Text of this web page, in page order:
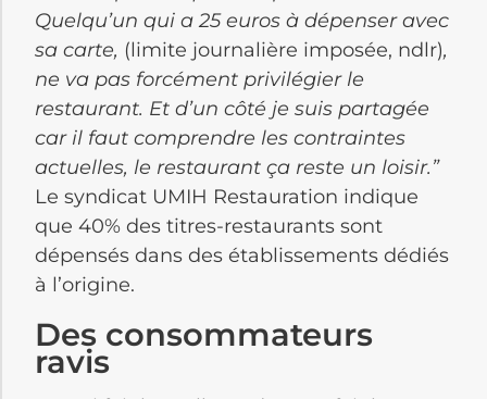
Quelqu’un qui a 25 euros à dépenser avec
sa carte, (limite journalière imposée, ndlr),
ne va pas forcément privilégier le
restaurant. Et d’un côté je suis partagée
car il faut comprendre les contraintes
actuelles, le restaurant ça reste un loisir.”
Le syndicat UMIH Restauration indique
que 40% des titres-restaurants sont
dépensés dans des établissements dédiés
à l’origine.
Des consommateurs
ravis